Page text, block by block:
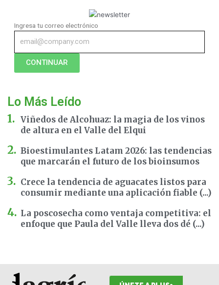
Ingresa tu correo electrónico
CONTINUAR
Lo Más Leído
Viñedos de Alcohuaz: la magia de los vinos
de altura en el Valle del Elqui
Bioestimulantes Latam 2026: las tendencias
que marcarán el futuro de los bioinsumos
Crece la tendencia de aguacates listos para
consumir mediante una aplicación fiable (...)
La poscosecha como ventaja competitiva: el
enfoque que Paula del Valle lleva dos dé (...)